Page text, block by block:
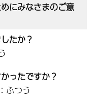
にみなさまのご意
たか？
ったですか？
ふつう